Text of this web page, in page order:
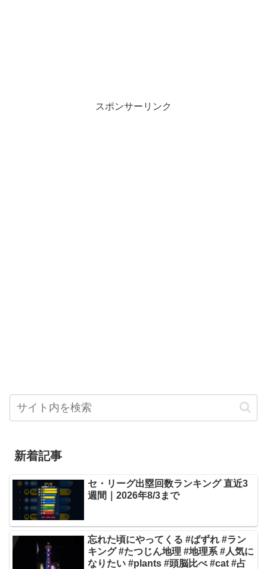
スポンサーリンク
新着記事
セ・リーグ出塁回数ランキング 直近3
週間｜2026年8/3まで
忘れた頃にやってくる #ばずれ #ラン
キング #たつじん地理 #地理系 #人気に
なりたい #plants #頭脳比べ #cat #占